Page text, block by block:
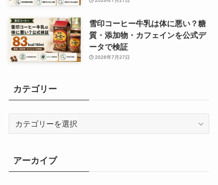
雪印コーヒー牛乳は体に悪い？糖
質・添加物・カフェインを公式デ
ータで検証
2026年7月27日
カテゴリー
ー
アーカイブ